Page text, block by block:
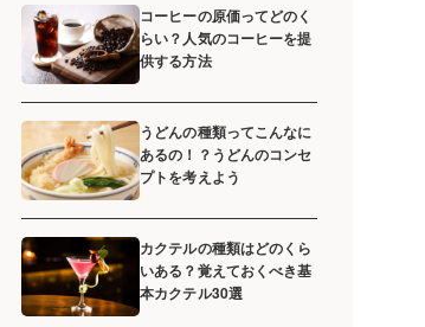
コーヒーの原価ってどのく
らい？人気のコーヒーを提
供する方法
うどんの種類ってこんなに
あるの！？うどんのコンセ
プトを考えよう
カクテルの種類はどのくら
いある？覚えておくべき基
本カクテル30選